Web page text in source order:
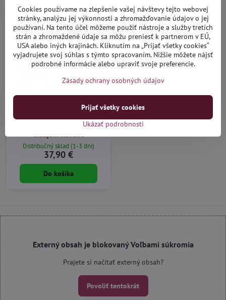
Dodge Journey 2008-2010 -
autorohože s vysokým
okrajom Novline
Distribučný sklad (1-3 dni)
37,90 €
Do košíka
Externý obsah je blokovaný Voľbami súkromia
Prajete si načítať externý obsah?
Povoliť tentokrát
Cookies používame na zlepšenie vašej návštevy tejto webovej
stránky, analýzu jej výkonnosti a zhromažďovanie údajov o jej
používaní. Na tento účel môžeme použiť nástroje a služby tretích
strán a zhromaždené údaje sa môžu preniesť k partnerom v EÚ,
USA alebo iných krajinách. Kliknutím na „Prijať všetky cookies“
vyjadrujete svoj súhlas s týmto spracovaním. Nižšie môžete nájsť
podrobné informácie alebo upraviť svoje preferencie.
Zásady ochrany osobných údajov
Ukázať podrobnosti
Prijať všetky cookies